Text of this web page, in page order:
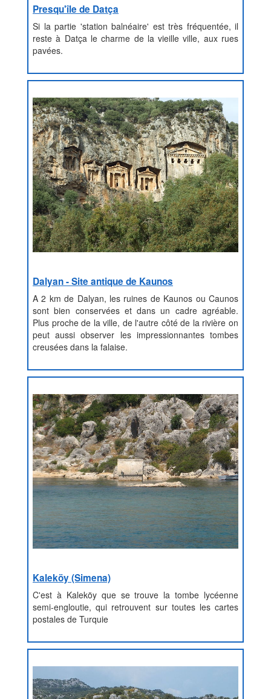
Presqu'île de Datça
Si la partie 'station balnéaire' est très fréquentée, il
reste à Datça le charme de la vieille ville, aux rues
pavées.
Dalyan - Site antique de Kaunos
A 2 km de Dalyan, les ruines de Kaunos ou Caunos
sont bien conservées et dans un cadre agréable.
Plus proche de la ville, de l'autre côté de la rivière on
peut aussi observer les impressionnantes tombes
creusées dans la falaise.
Kaleköy (Simena)
C'est à Kaleköy que se trouve la tombe lycéenne
semi-engloutie, qui retrouvent sur toutes les cartes
postales de Turquie